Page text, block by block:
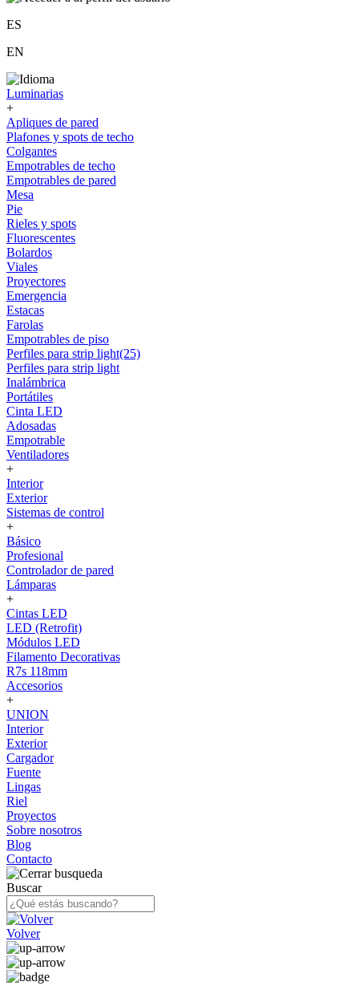
ES
EN
Luminarias
+
Apliques de pared
Plafones y spots de techo
Colgantes
Empotrables de techo
Empotrables de pared
Mesa
Pie
Rieles y spots
Fluorescentes
Bolardos
Viales
Proyectores
Emergencia
Estacas
Farolas
Empotrables de piso
Perfiles para strip light(25)
Perfiles para strip light
Inalámbrica
Portátiles
Cinta LED
Adosadas
Empotrable
Ventiladores
+
Interior
Exterior
Sistemas de control
+
Básico
Profesional
Controlador de pared
Lámparas
+
Cintas LED
LED (Retrofit)
Módulos LED
Filamento Decorativas
R7s 118mm
Accesorios
+
UNION
Interior
Exterior
Cargador
Fuente
Lingas
Riel
Proyectos
Sobre nosotros
Blog
Contacto
Buscar
Volver